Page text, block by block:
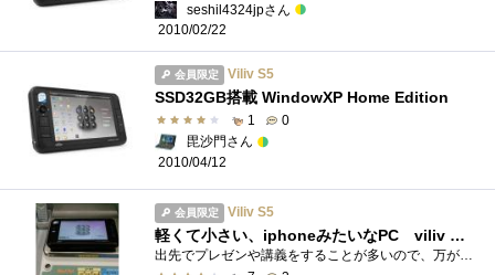
seshil4324jpさん
2010/02/22
会員限定 Viliv S5
SSD32GB搭載 WindowXP Home Edition
1
0
毘沙門さん
2010/04/12
会員限定 Viliv S5
軽くて小さい、iphoneみたいなPC viliv S5 SSD32G
出先でプレゼンや講義をすることが多いので、万が一持って行くノートPCが不調になってしまった時は大変な事に。大勢の人の前で立ちすくみたく...